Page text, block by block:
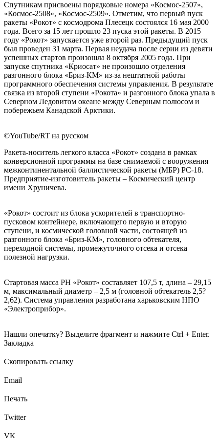
Спутникам присвоены порядковые номера «Космос-2507»,
«Космос-2508», «Космос-2509». Отметим, что первый пуск
ракеты «Рокот» с космодрома Плесецк состоялся 16 мая 2000
года. Всего за 15 лет прошло 23 пуска этой ракеты. В 2015
году «Рокот» запускается уже второй раз. Предыдущий пуск
был проведен 31 марта. Первая неудача после серии из девяти
успешных стартов произошла 8 октября 2005 года. При
запуске спутника «Криосат» не произошло отделения
разгонного блока «Бриз-КМ» из-за нештатной работы
программного обеспечения системы управления. В результате
связка из второй ступени «Рокота» и разгонного блока упала в
Северном Ледовитом океане между Северным полюсом и
побережьем Канадской Арктики.
©YouTube/RT на русском
Ракета-носитель легкого класса «Рокот» создана в рамках
конверсионной программы на базе снимаемой с вооружения
межконтинентальной баллистической ракеты (МБР) РС-18.
Предприятие-изготовитель ракеты – Космический центр
имени Хруничева.
«Рокот» состоит из блока ускорителей в транспортно-
пусковом контейнере, включающего первую и вторую
ступени, и космической головной части, состоящей из
разгонного блока «Бриз-КМ», головного обтекателя,
переходной системы, промежуточного отсека и отсека
полезной нагрузки.
Стартовая масса РН «Рокот» составляет 107,5 т, длина – 29,15
м, максимальный диаметр – 2,5 м (головной обтекатель 2,5?
2,62). Система управления разработана харьковским НПО
«Электроприбор».
Нашли опечатку? Выделите фрагмент и нажмите Ctrl + Enter.
Закладка
Скопировать ссылку
Email
Печать
Twitter
VK